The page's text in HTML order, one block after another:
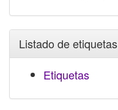
Listado de etiquetas
Etiquetas